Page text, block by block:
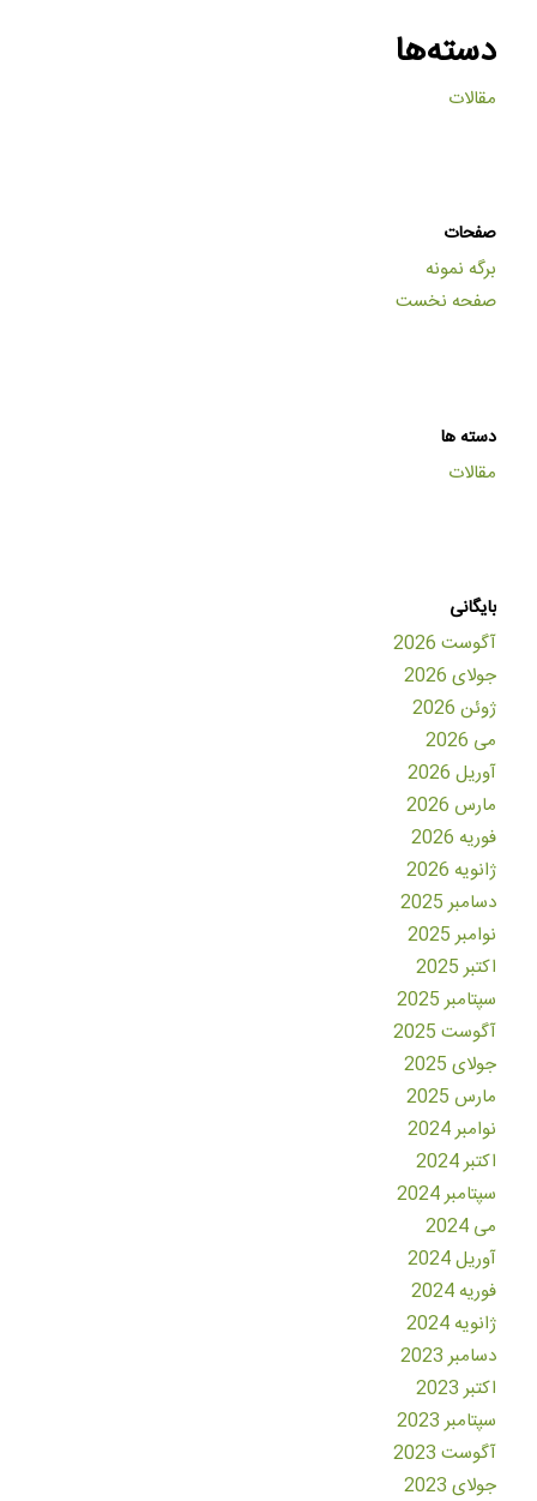
دسته‌ها
مقالات
صفحات
برگه نمونه
صفحه نخست
دسته ها
مقالات
بایگانی
آگوست 2026
جولای 2026
ژوئن 2026
می 2026
آوریل 2026
مارس 2026
فوریه 2026
ژانویه 2026
دسامبر 2025
نوامبر 2025
اکتبر 2025
سپتامبر 2025
آگوست 2025
جولای 2025
مارس 2025
نوامبر 2024
اکتبر 2024
سپتامبر 2024
می 2024
آوریل 2024
فوریه 2024
ژانویه 2024
دسامبر 2023
اکتبر 2023
سپتامبر 2023
آگوست 2023
جولای 2023